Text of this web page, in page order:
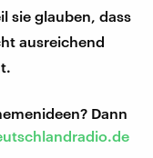
sie glauben, dass
ausreichend
Dann